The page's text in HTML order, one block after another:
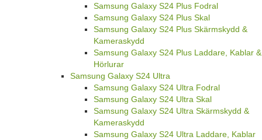
Samsung Galaxy S24 Plus Fodral
Samsung Galaxy S24 Plus Skal
Samsung Galaxy S24 Plus Skärmskydd &
Kameraskydd
Samsung Galaxy S24 Plus Laddare, Kablar &
Hörlurar
Samsung Galaxy S24 Ultra
Samsung Galaxy S24 Ultra Fodral
Samsung Galaxy S24 Ultra Skal
Samsung Galaxy S24 Ultra Skärmskydd &
Kameraskydd
Samsung Galaxy S24 Ultra Laddare, Kablar